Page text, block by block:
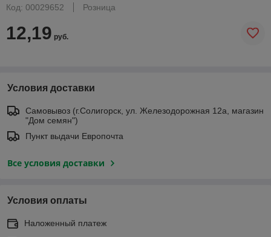
Код: 00029652
Розница
12,19 руб.
Условия доставки
Самовывоз (г.Солигорск, ул. Железодорожная 12а, магазин
"Дом семян")
Пункт выдачи Европочта
Все условия доставки
Условия оплаты
Наложенный платеж